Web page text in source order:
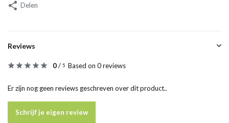
Delen
Reviews
0/ 5 Based on 0 reviews
Er zijn nog geen reviews geschreven over dit product..
Schrijf je eigen review